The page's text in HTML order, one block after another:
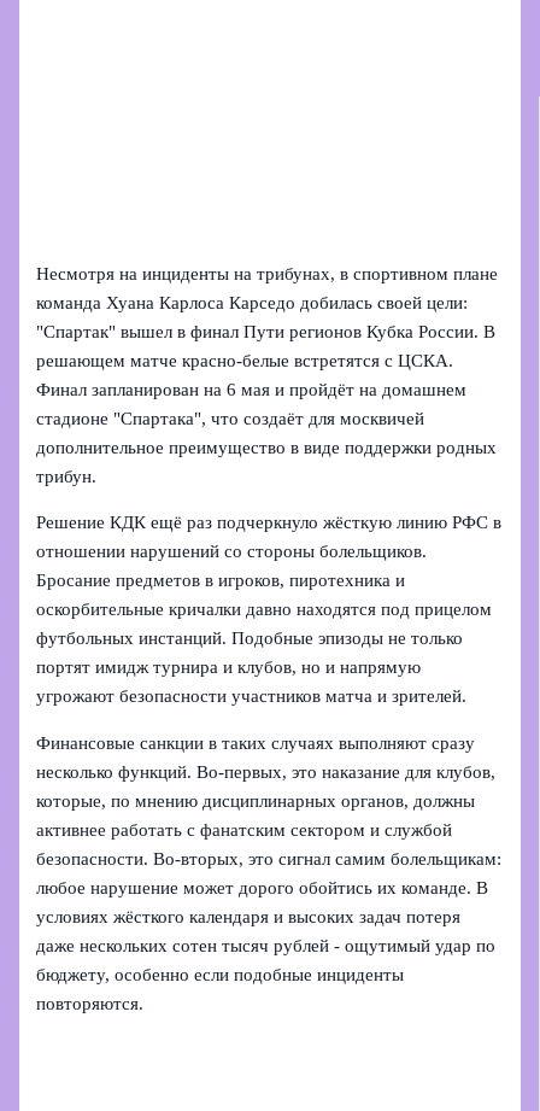
Несмотря на инциденты на трибунах, в спортивном плане
команда Хуана Карлоса Карседо добилась своей цели:
"Спартак" вышел в финал Пути регионов Кубка России. В
решающем матче красно‑белые встретятся с ЦСКА.
Финал запланирован на 6 мая и пройдёт на домашнем
стадионе "Спартака", что создаёт для москвичей
дополнительное преимущество в виде поддержки родных
трибун.
Решение КДК ещё раз подчеркнуло жёсткую линию РФС в
отношении нарушений со стороны болельщиков.
Бросание предметов в игроков, пиротехника и
оскорбительные кричалки давно находятся под прицелом
футбольных инстанций. Подобные эпизоды не только
портят имидж турнира и клубов, но и напрямую
угрожают безопасности участников матча и зрителей.
Финансовые санкции в таких случаях выполняют сразу
несколько функций. Во‑первых, это наказание для клубов,
которые, по мнению дисциплинарных органов, должны
активнее работать с фанатским сектором и службой
безопасности. Во‑вторых, это сигнал самим болельщикам:
любое нарушение может дорого обойтись их команде. В
условиях жёсткого календаря и высоких задач потеря
даже нескольких сотен тысяч рублей - ощутимый удар по
бюджету, особенно если подобные инциденты
повторяются.